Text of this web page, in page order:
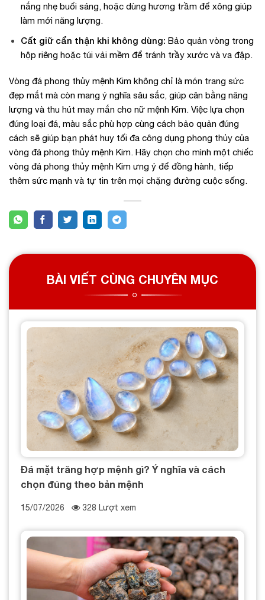
nắng nhẹ buổi sáng, hoặc dùng hương trầm để xông giúp
làm mới năng lượng.
Cất giữ cẩn thận khi không dùng: Bảo quản vòng trong
hộp riêng hoặc túi vải mềm để tránh trầy xước và va đập.
Vòng đá phong thủy mệnh Kim không chỉ là món trang sức
đẹp mắt mà còn mang ý nghĩa sâu sắc, giúp cân bằng năng
lượng và thu hút may mắn cho nữ mệnh Kim. Việc lựa chọn
đúng loại đá, màu sắc phù hợp cùng cách bảo quản đúng
cách sẽ giúp bạn phát huy tối đa công dụng phong thủy của
vòng đá phong thủy mệnh Kim. Hãy chọn cho mình một chiếc
vòng đá phong thủy mệnh Kim ưng ý để đồng hành, tiếp
thêm sức mạnh và tự tin trên mọi chặng đường cuộc sống.
BÀI VIẾT CÙNG CHUYÊN MỤC
Đá mặt trăng hợp mệnh gì? Ý nghĩa và cách
chọn đúng theo bản mệnh
15/07/2026 328 Lượt xem